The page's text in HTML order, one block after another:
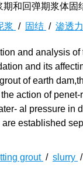
和回弹期浆体
浆 / 固结 / 渗透力
and analysis
and its
of earth
action of
al pressure in
established
grout / slurry /